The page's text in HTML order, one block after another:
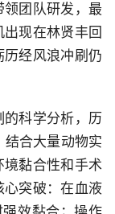
领团队研发，最
现在林贤丰回
经风浪冲刷仍
科学分析，历
合大量动物实
黏合性和手术
突破：在血液